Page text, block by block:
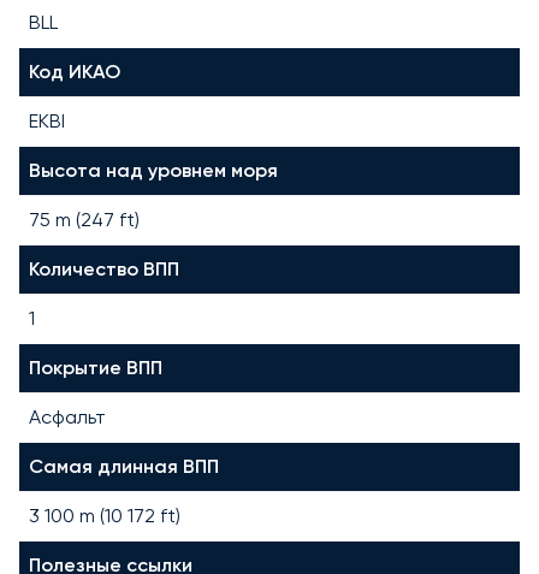
BLL
Код ИКАО
EKBI
Высота над уровнем моря
75 m (247 ft)
Количество ВПП
1
Покрытие ВПП
Асфальт
Самая длинная ВПП
3 100 m (10 172 ft)
Полезные ссылки